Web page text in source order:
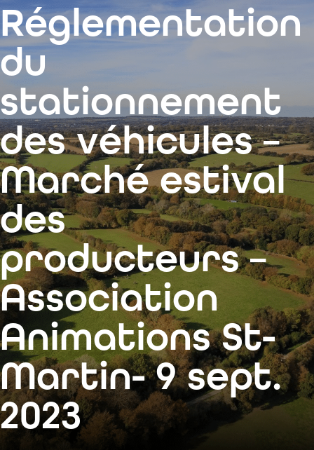
principal
Réglementation
du
stationnement
des véhicules –
Marché estival
des
producteurs –
Association
Animations St-
Martin- 9 sept.
2023